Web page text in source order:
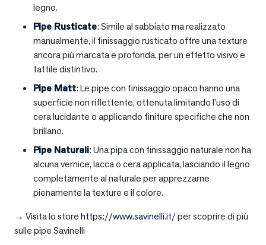
legno.
Pipe Rusticate: Simile al sabbiato ma realizzato
manualmente, il finissaggio rusticato offre una texture
ancora più marcata e profonda, per un effetto visivo e
tattile distintivo.
Pipe Matt: Le pipe con finissaggio opaco hanno una
superficie non riflettente, ottenuta limitando l’uso di
cera lucidante o applicando finiture specifiche che non
brillano.
Pipe Naturali: Una pipa con finissaggio naturale non ha
alcuna vernice, lacca o cera applicata, lasciando il legno
completamente al naturale per apprezzarne
pienamente la texture e il colore.
→ Visita lo storehttps://www.savinelli.it/per scoprire di più
sulle pipe Savinelli